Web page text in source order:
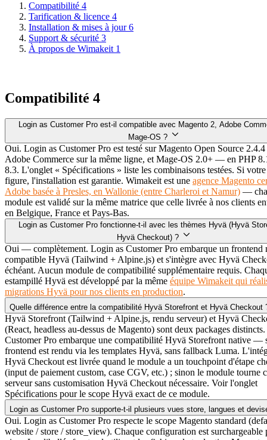
Compatibilité 4
Tarification & licence 4
Installation & mises à jour 6
Support & sécurité 3
À propos de Wimakeit 1
Compatibilité 4
Login as Customer Pro est-il compatible avec Magento 2, Adobe
Mage-OS ?
Oui. Login as Customer Pro est testé sur Magento Open Source
Adobe Commerce sur la même ligne, et Mage-OS 2.0+ — en PHP
8.3. L'onglet « Spécifications » liste les combinaisons testées. Si
figure, l'installation est garantie. Wimakeit est une agence Magento
Adobe basée à Presles, en Wallonie (entre Charleroi et Namur) —
module est validé sur la même matrice que celle livrée à nos clients
en Belgique, France et Pays-Bas.
Login as Customer Pro fonctionne-t-il avec les thèmes Hyvä (Hyvä
Hyvä Checkout) ?
Oui — complètement. Login as Customer Pro embarque un frontend
compatible Hyvä (Tailwind + Alpine.js) et s'intègre avec Hyvä
échéant. Aucun module de compatibilité supplémentaire requis.
estampillé Hyvä est développé par la même équipe Wimakeit qui
migrations Hyvä pour nos clients en production.
Quelle différence entre la compatibilité Hyvä Storefront et Hyvä Checkout
Hyvä Storefront (Tailwind + Alpine.js, rendu serveur) et Hyvä
(React, headless au-dessus de Magento) sont deux packages
Customer Pro embarque une compatibilité Hyvä Storefront native —
frontend est rendu via les templates Hyvä, sans fallback Luma.
Hyvä Checkout est livrée quand le module a un touchpoint d'étape
(input de paiement custom, case CGV, etc.) ; sinon le module tourne
serveur sans customisation Hyvä Checkout nécessaire. Voir l'onglet
Spécifications pour le scope Hyvä exact de ce module.
Login as Customer Pro supporte-t-il plusieurs vues store, langues et
Oui. Login as Customer Pro respecte le scope Magento standard
website / store / store_view). Chaque configuration est surchargeable